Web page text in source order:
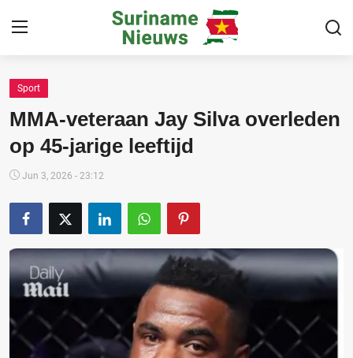
Home
Buitenland
Sport
Cultuur & Media
Deals!
Over
Sport
MMA-veteraan Jay Silva overleden
op 45-jarige leeftijd
Jun 3, 2026 - 23:12